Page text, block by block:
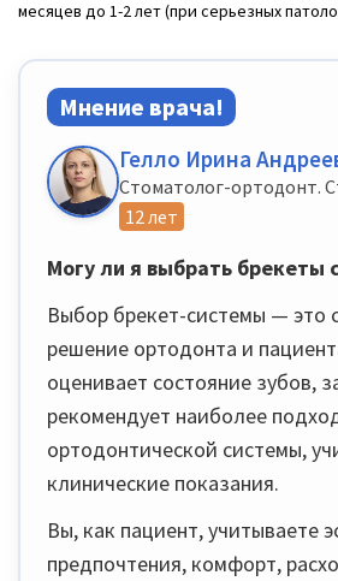
месяцев до 1-2 лет (при серьезных
Мнение врача!
Гелло Ирина
Стоматолог-ортодонт.
12 лет
Могу ли я выбрать брекеты
Выбор брекет-системы — это
решение ортодонта и
оценивает состояние зубов,
рекомендует наиболее
ортодонтической системы,
клинические показания.
Вы, как пациент, учитываете
предпочтения, комфорт,